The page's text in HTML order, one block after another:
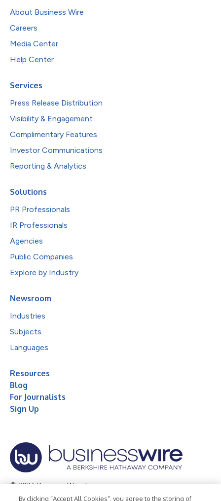
About Business Wire
Careers
Media Center
Help Center
Services
Press Release Distribution
Visibility & Engagement
Complimentary Features
Investor Communications
Reporting & Analytics
Solutions
PR Professionals
IR Professionals
Agencies
Public Companies
Explore by Industry
Newsroom
Industries
Subjects
Languages
Resources
Blog
For Journalists
Sign Up
© 2026 Business Wire, Inc.
By clicking “Accept All Cookies”, you agree to the storing of